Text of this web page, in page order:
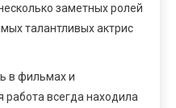
заметных ролей
талантливых актрис
в фильмах и
работа всегда находила